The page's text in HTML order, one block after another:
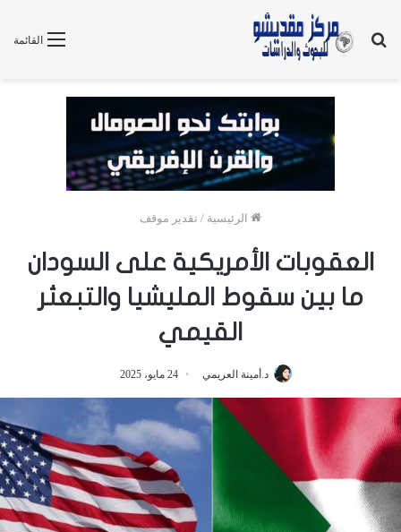
القائمة
بحث
الرئيسية / تقدير موقف
العقوبات الأمريكية على السودان
ما بين سقوط المليشيا والتبعثر
القيمي
د.أمينة العريمي 24 مايو، 2025